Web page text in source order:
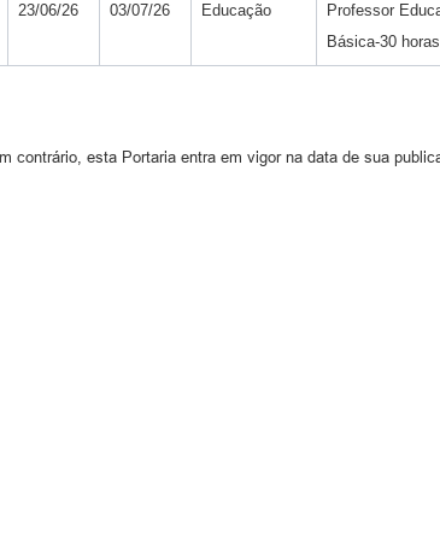
23/06/26 03/07/26 Educação
Professor
Básica-30 horas
contrário, esta Portaria entra em vigor na data de sua